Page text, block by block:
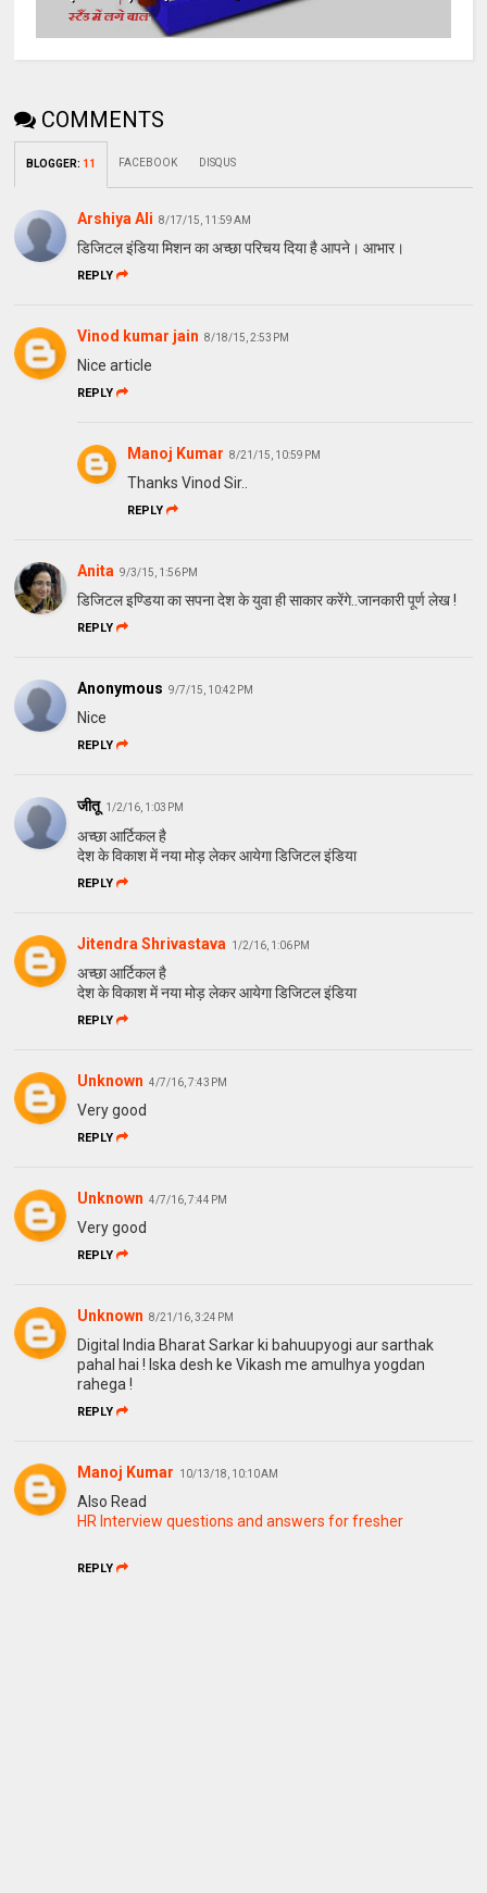
COMMENTS
BLOGGER: 11 FACEBOOK DISQUS
Arshiya Ali 8/17/15, 11:59 AM
डिजिटल इंडिया मिशन का अच्छा परिचय दिया है आपने। आभार।
REPLY
Vinod kumar jain 8/18/15, 2:53 PM
Nice article
REPLY
Manoj Kumar 8/21/15, 10:59 PM
Thanks Vinod Sir..
REPLY
Anita 9/3/15, 1:56 PM
डिजिटल इण्डिया का सपना देश के युवा ही साकार करेंगे..जानकारी पूर्ण लेख !
REPLY
Anonymous 9/7/15, 10:42 PM
Nice
REPLY
जीतू 1/2/16, 1:03 PM
अच्छा आर्टिकल है
देश के विकाश में नया मोड़ लेकर आयेगा डिजिटल इंडिया
REPLY
Jitendra Shrivastava 1/2/16, 1:06 PM
अच्छा आर्टिकल है
देश के विकाश में नया मोड़ लेकर आयेगा डिजिटल इंडिया
REPLY
Unknown 4/7/16, 7:43 PM
Very good
REPLY
Unknown 4/7/16, 7:44 PM
Very good
REPLY
Unknown 8/21/16, 3:24 PM
Digital India Bharat Sarkar ki bahuupyogi aur sarthak
pahal hai ! Iska desh ke Vikash me amulhya yogdan
rahega !
REPLY
Manoj Kumar 10/13/18, 10:10 AM
Also Read
HR Interview questions and answers for fresher
REPLY